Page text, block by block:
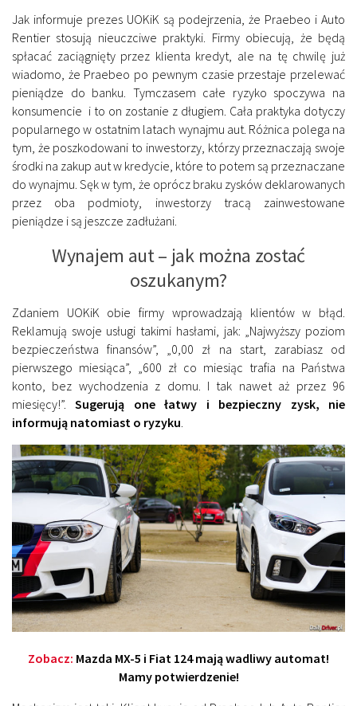
Jak informuje prezes UOKiK są podejrzenia, że Praebeo i Auto
Rentier stosują nieuczciwe praktyki. Firmy obiecują, że będą
spłacać zaciągnięty przez klienta kredyt, ale na tę chwilę już
wiadomo, że Praebeo po pewnym czasie przestaje przelewać
pieniądze do banku. Tymczasem całe ryzyko spoczywa na
konsumencie i to on zostanie z długiem. Cała praktyka dotyczy
popularnego w ostatnim latach wynajmu aut. Różnica polega na
tym, że poszkodowani to inwestorzy, którzy przeznaczają swoje
środki na zakup aut w kredycie, które to potem są przeznaczane
do wynajmu. Sęk w tym, że oprócz braku zysków deklarowanych
przez oba podmioty, inwestorzy tracą zainwestowane
pieniądze i są jeszcze zadłużani.
Wynajem aut – jak można zostać
oszukanym?
Zdaniem UOKiK obie firmy wprowadzają klientów w błąd.
Reklamują swoje usługi takimi hasłami, jak: „Najwyższy poziom
bezpieczeństwa finansów”, „0,00 zł na start, zarabiasz od
pierwszego miesiąca”, „600 zł co miesiąc trafia na Państwa
konto, bez wychodzenia z domu. I tak nawet aż przez 96
miesięcy!”.Sugerują one łatwy i bezpieczny zysk, nie
informują natomiast o ryzyku
Zobacz: Mazda MX-5 i Fiat 124 mają wadliwy automat!
Mamy potwierdzenie!